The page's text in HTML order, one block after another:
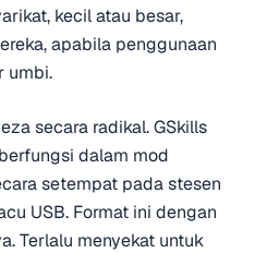
kecil atau besar,
apabila penggunaan
umbi.
secara radikal. GSkills
dalam mod
setempat pada stesen
USB. Format ini dengan
Terlalu menyekat untuk